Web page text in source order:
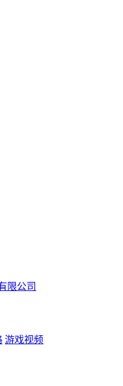
限公司
游戏视频